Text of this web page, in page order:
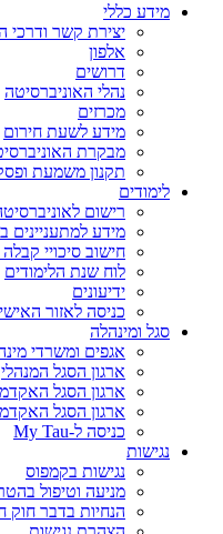
מידע כללי
יצירת קשר ודרכי
אלפון
דרושים
נהלי האוניברסיטה
מכרזים
מידע לשעת חירום
מבקרת
תקנון משמעת
לימודים
רישום
מידע למתעניינים
חישוב סיכויי
לוח שנת הלימודים
ידיעונים
כניסה לאזור האישי
סגל ומינהלה
אגפים ומשרדי
ארגון הסגל המנהלי
ארגון הסגל
ארגון הסגל
כניסה ל-My Tau
נגישות
נגישות בקמפוס
מניעה וטיפול
הנחיות בדבר חוק